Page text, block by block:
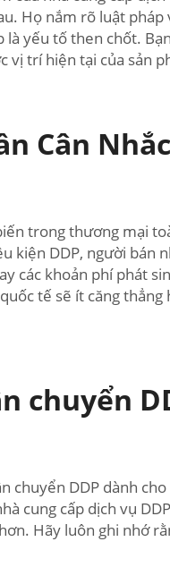
Họ nắm rõ luật
là yếu tố then chốt.
vị trí hiện tại của sản
Cân
trong thương mại
kiện DDP, người
các khoản phí phát
tế sẽ ít căng thẳng
chuyển
chuyển DDP dành
cung cấp dịch vụ
Hãy luôn ghi nhớ